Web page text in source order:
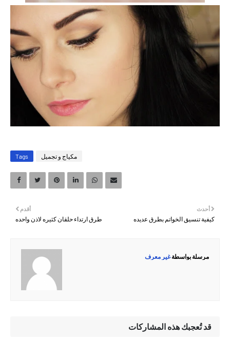
Tags مكياج و تجميل
أحدث
كيفية تنسيق الخواتم بطرق عديده
أقدم
طرق ارتداء حلقان كثيره لاذن واحده
مرسلة بواسطةغير معرف
قد تُعجبك هذه المشاركات